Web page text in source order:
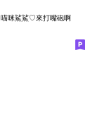
喵咪鯊鯊♡來打嘴砲啊